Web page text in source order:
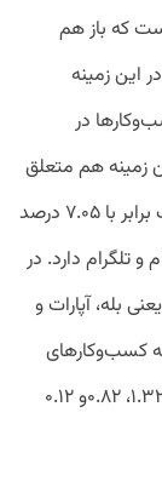
که باز هم
در این زمینه
در
درصد سهم در این زمینه هم متعلق
به تلگرام بوده و سهم اشتراک پست‌ به فیس‌بوک برابر با ۷.۰۵ درصد
تلگرام دارد. در
بله، آپارات و
کسب‌وکارهای
ایرانی در این سه سرویس منتشر می‌کنند برابر با ۱.۳۲، ۰.۸۲و ۰.۱۲